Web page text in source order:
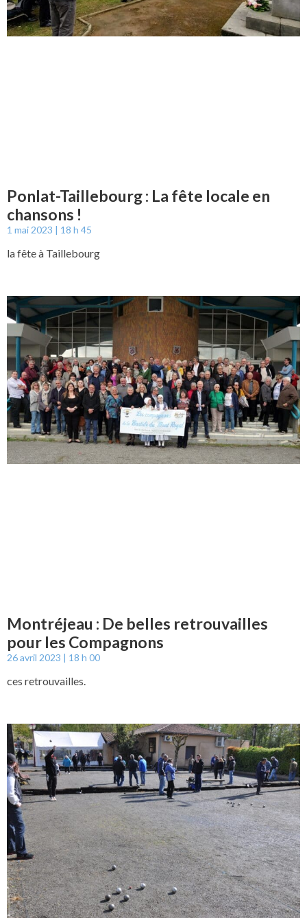
Ponlat-Taillebourg : La fête locale en
chansons !
1 mai 2023 18 h 45
la fête à Taillebourg
Montréjeau : De belles retrouvailles
pour les Compagnons
26 avril 2023 18 h 00
ces retrouvailles.